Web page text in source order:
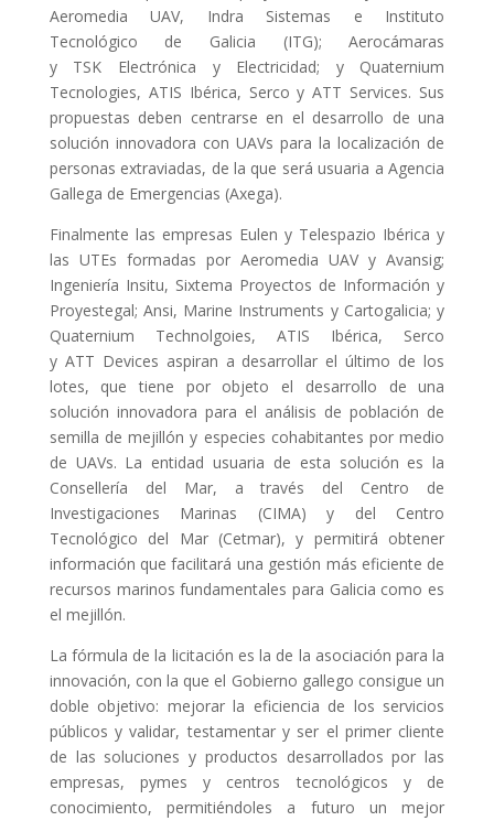
AeromediaUAV, Indra Sistemas e Instituto
Tecnológico de Galicia (ITG); Aerocámaras
y TSK Electrónica y Electricidad; y Quaternium
Tecnologies, ATIS Ibérica, Serco yATT Services. Sus
propuestas deben centrarse en el desarrollo de una
solución innovadora con UAVs para la localización de
personas extraviadas, de la que será usuaria a Agencia
Gallega de Emergencias (Axega).
Finalmente las empresas Eulen y Telespazio Ibérica y
las UTEs formadas por AeromediaUAVy Avansig;
Ingeniería Insitu, Sixtema Proyectos de Información y
Proyestegal; Ansi, Marine Instruments y Cartogalicia; y
Quaternium Technolgoies, ATIS Ibérica, Serco
y ATT Devices aspiran a desarrollar el último de los
lotes, que tiene por objeto el desarrollo de una
solución innovadora para el análisis de población de
semilla de mejillón y especies cohabitantes por medio
de UAVs. La entidad usuaria de esta solución es la
Consellería del Mar, a través del Centro de
Investigaciones Marinas (CIMA) y del Centro
Tecnológico del Mar (Cetmar), y permitirá obtener
información que facilitará una gestión más eficiente de
recursos marinos fundamentales para Galicia como es
el mejillón.
La fórmula de la licitación es la de la asociación para la
innovación, con la que el Gobierno gallego consigue un
doble objetivo: mejorar la eficiencia de los servicios
públicos y validar, testamentar y ser el primer cliente
de las soluciones y productos desarrollados por las
empresas, pymes y centros tecnológicos y de
conocimiento, permitiéndoles a futuro un mejor